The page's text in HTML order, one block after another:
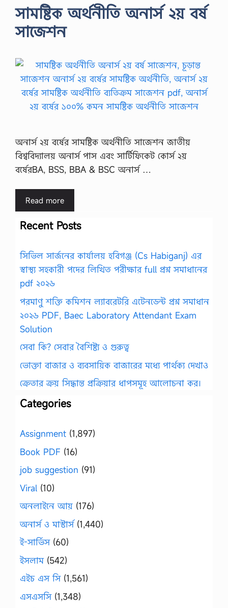
সামষ্টিক অর্থনীতি অনার্স ২য় বর্ষ
সাজেশন
অনার্স ২য় বর্ষের সামষ্টিক অর্থনীতি সাজেশন জাতীয়
বিশ্ববিদ্যালয় অনার্স পাস এবং সার্টিফিকেট কোর্স ২য়
বর্ষেরBA, BSS, BBA & BSC অনার্স …
Read more
Recent Posts
সিভিল সার্জনের কার্যালয় হবিগঞ্জ (Cs Habiganj) এর
স্বাস্থ্য সহকারী পদের লিখিত পরীক্ষার full প্রশ্ন সমাধানের
pdf ২০২৬
পরমাণু শক্তি কমিশন ল্যাবরেটরি এটেনডেন্ট প্রশ্ন সমাধান
২০২৬ PDF, Baec Laboratory Attendant Exam
Solution
সেবা কি? সেবার বৈশিষ্ট্য ও গুরুত্ব
ভোক্তা বাজার ও ব্যবসায়িক বাজারের মধ্যে পার্থক্য দেখাও
ক্রেতার ক্রয় সিদ্ধান্ত প্রক্রিয়ার ধাপসমূহ আলোচনা কর।
Categories
Assignment (1,897)
Book PDF (16)
job suggestion (91)
Viral (10)
অনলাইনে আয় (176)
অনার্স ও মাস্টার্স(1,440)
ই-সার্ভিস(60)
ইসলাম(542)
এইচ এস সি(1,561)
এসএসসি(1,348)